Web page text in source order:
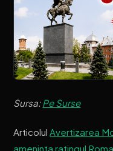
Sursa:Pe Surse
ArticolulAvertizarea
ameninta ratingul